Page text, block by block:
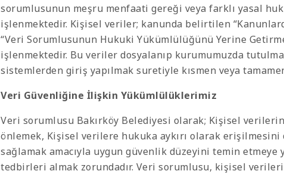
sorumlusunun meşru menfaati gereği veya farklı yasal
işlenmektedir. Kişisel veriler; kanunda belirtilen
“Veri Sorumlusunun Hukuki Yükümlülüğünü Yerine
işlenmektedir. Bu veriler dosyalanıp kurumumuzda
sistemlerden giriş yapılmak suretiyle kısmen veya
Veri Güvenliğine İlişkin Yükümlülüklerimiz
Veri sorumlusu Bakırköy Belediyesi olarak; Kişisel
önlemek, Kişisel verilere hukuka aykırı olarak
sağlamak amacıyla uygun güvenlik düzeyini temin
tedbirleri almak zorundadır. Veri sorumlusu, kişisel